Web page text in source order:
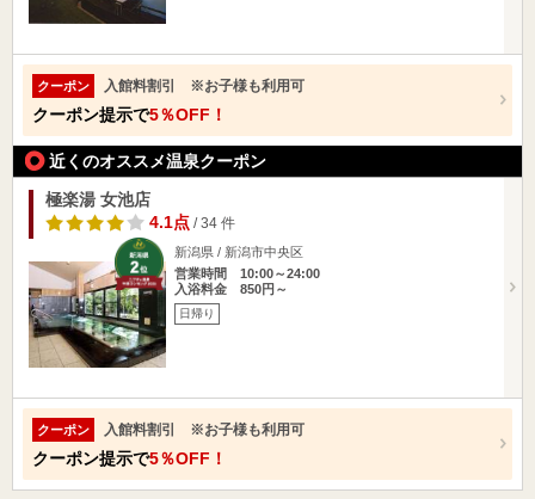
クーポン 入館料割引 ※お子様も利用可
クーポン提示で5％OFF！
近くのオススメ温泉クーポン
極楽湯 女池店
4.1点/ 34 件
新潟県 / 新潟市中央区
営業時間 10:00～24:00
入浴料金 850円～
日帰り
クーポン 入館料割引 ※お子様も利用可
クーポン提示で5％OFF！